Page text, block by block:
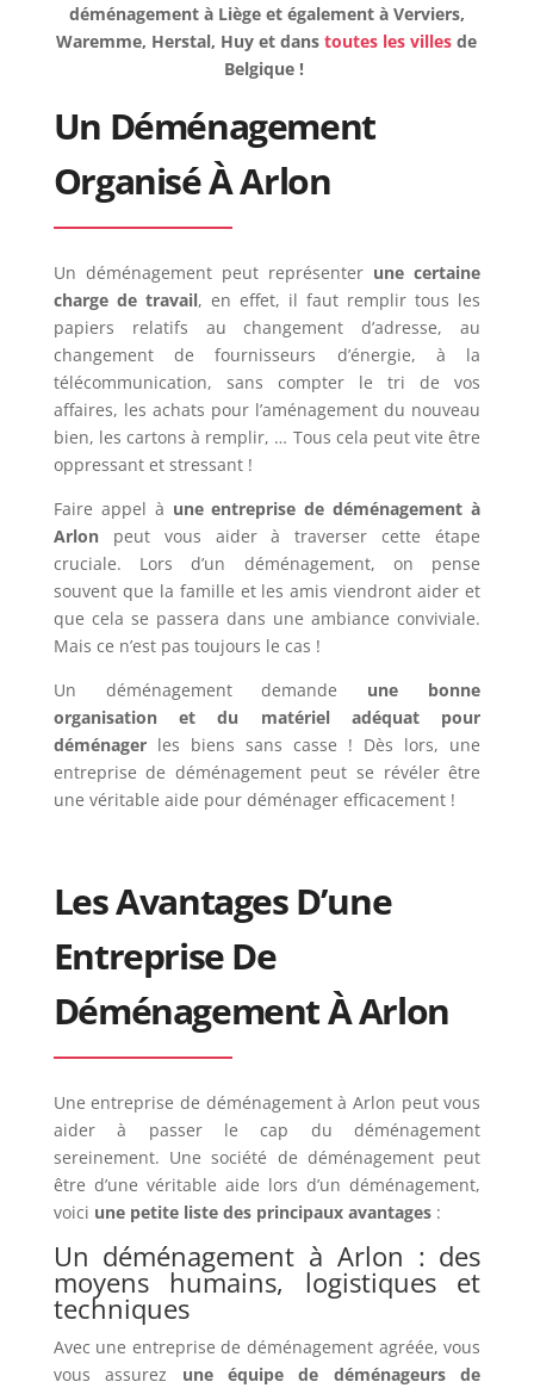
déménagement à Liège et également à Verviers,
Waremme, Herstal, Huy et danstoutes les villes de
Belgique !
Un Déménagement
Organisé À Arlon
Un déménagement peut représenter une certaine
charge de travail, en effet, il faut remplir tous les
papiers relatifs au changement d’adresse, au
changement de fournisseurs d’énergie, à la
télécommunication, sans compter le tri de vos
affaires, les achats pour l’aménagement du nouveau
bien, les cartons à remplir, … Tous cela peut vite être
oppressant et stressant !
Faire appel à une entreprise de déménagement à
Arlonpeut vous aider à traverser cette étape
cruciale. Lors d’un déménagement, on pense
souvent que la famille et les amis viendront aider et
que cela se passera dans une ambiance conviviale.
Mais ce n’est pas toujours le cas !
Un déménagement demande une bonne
organisation et du matériel adéquat pour
déménagerles biens sans casse ! Dès lors, une
entreprise de déménagement peut se révéler être
une véritable aide pour déménager efficacement !
Les Avantages D’une
Entreprise De
Déménagement À Arlon
Une entreprise de déménagement à Arlon peut vous
aider à passer le cap du déménagement
sereinement. Une société de déménagement peut
être d’une véritable aide lors d’un déménagement,
voici une petite liste des principaux avantages:
Un déménagement à Arlon : des
moyens humains, logistiques et
techniques
Avec une entreprise de déménagement agréée, vous
vous assurez une équipe de déménageurs de